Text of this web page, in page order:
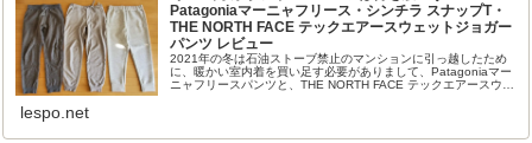
Patagoniaマーニャフリース・シンチラ スナップT・
THE NORTH FACE テックエアースウェットジョガー
パンツ レビュー
2021年の冬は石油ストーブ禁止のマンションに引っ越したため
に、暖かい室内着を買い足す必要がありまして、Patagoniaマー
ニャフリースパンツと、THE NORTH FACE テックエアースウェ
lespo.net